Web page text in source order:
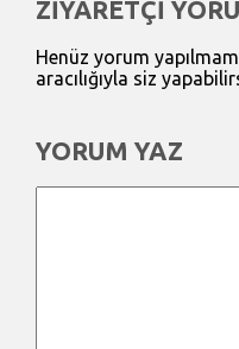
ZİYARETÇİ
Henüz yorum
aracılığıyla siz
YORUM YAZ